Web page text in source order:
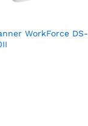
WorkForce DS-